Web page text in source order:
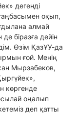
дегенді
оқып,
алмай
біразға дейін
Өзім ҚазҰУ-да
ғой. Менің
Мырзабеков,
көргенде
оңалып
деп қатты